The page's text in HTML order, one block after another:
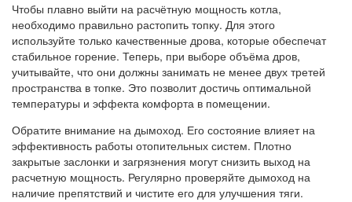
Чтобы плавно выйти на расчётную мощность котла,
необходимо правильно растопить топку. Для этого
используйте только качественные дрова, которые обеспечат
стабильное горение. Теперь, при выборе объёма дров,
учитывайте, что они должны занимать не менее двух третей
пространства в топке. Это позволит достичь оптимальной
температуры и эффекта комфорта в помещении.
Обратите внимание на дымоход. Его состояние влияет на
эффективность работы отопительных систем. Плотно
закрытые заслонки и загрязнения могут снизить выход на
расчетную мощность. Регулярно проверяйте дымоход на
наличие препятствий и чистите его для улучшения тяги.